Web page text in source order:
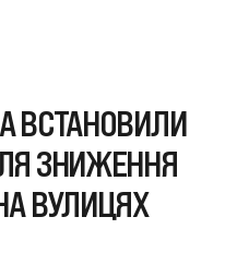
ВСТАНОВИЛИ
ЗНИЖЕННЯ
ВУЛИЦЯХ